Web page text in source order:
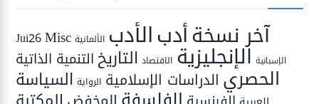
Jui26Misc آخر نسخةأدبالأدب الألمانية
الإسبانية الإنجليزية الاقتصاد التاريخ التنمية الذاتية
الحصري الدراسات الإسلامية الرواية السياسة